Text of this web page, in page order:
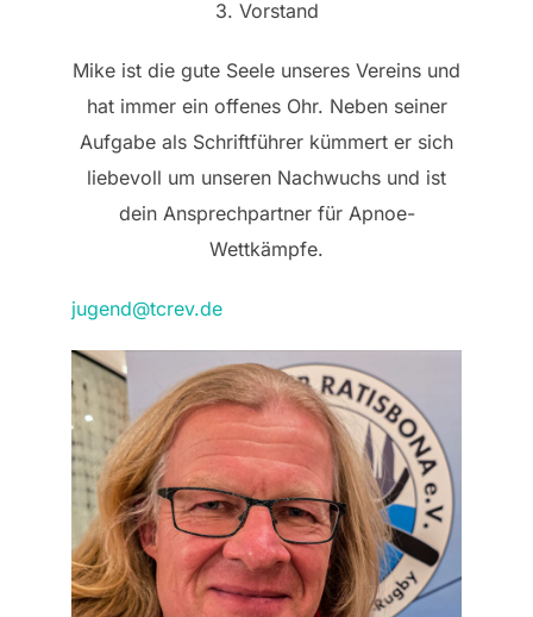
3. Vorstand
Mike ist die gute Seele unseres Vereins und
hat immer ein offenes Ohr. Neben seiner
Aufgabe als Schriftführer kümmert er sich
liebevoll um unseren Nachwuchs und ist
dein Ansprechpartner für Apnoe-
Wettkämpfe.
jugend@tcrev.de